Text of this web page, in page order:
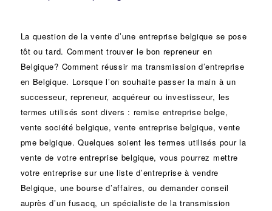
La question de la vente d’une entreprise belgique se pose
tôt ou tard. Comment trouver le bon repreneur en
Belgique? Comment réussir ma transmission d’entreprise
en Belgique. Lorsque l’on souhaite passer la main à un
successeur, repreneur, acquéreur ou investisseur, les
termes utilisés sont divers : remise entreprise belge,
vente société belgique, vente entreprise belgique, vente
pme belgique. Quelques soient les termes utilisés pour la
vente de votre entreprise belgique, vous pourrez mettre
votre entreprise sur une liste d’entreprise à vendre
Belgique, unebourse d’affaires, ou demander conseil
auprès d’un fusacq, un spécialiste de latransmission